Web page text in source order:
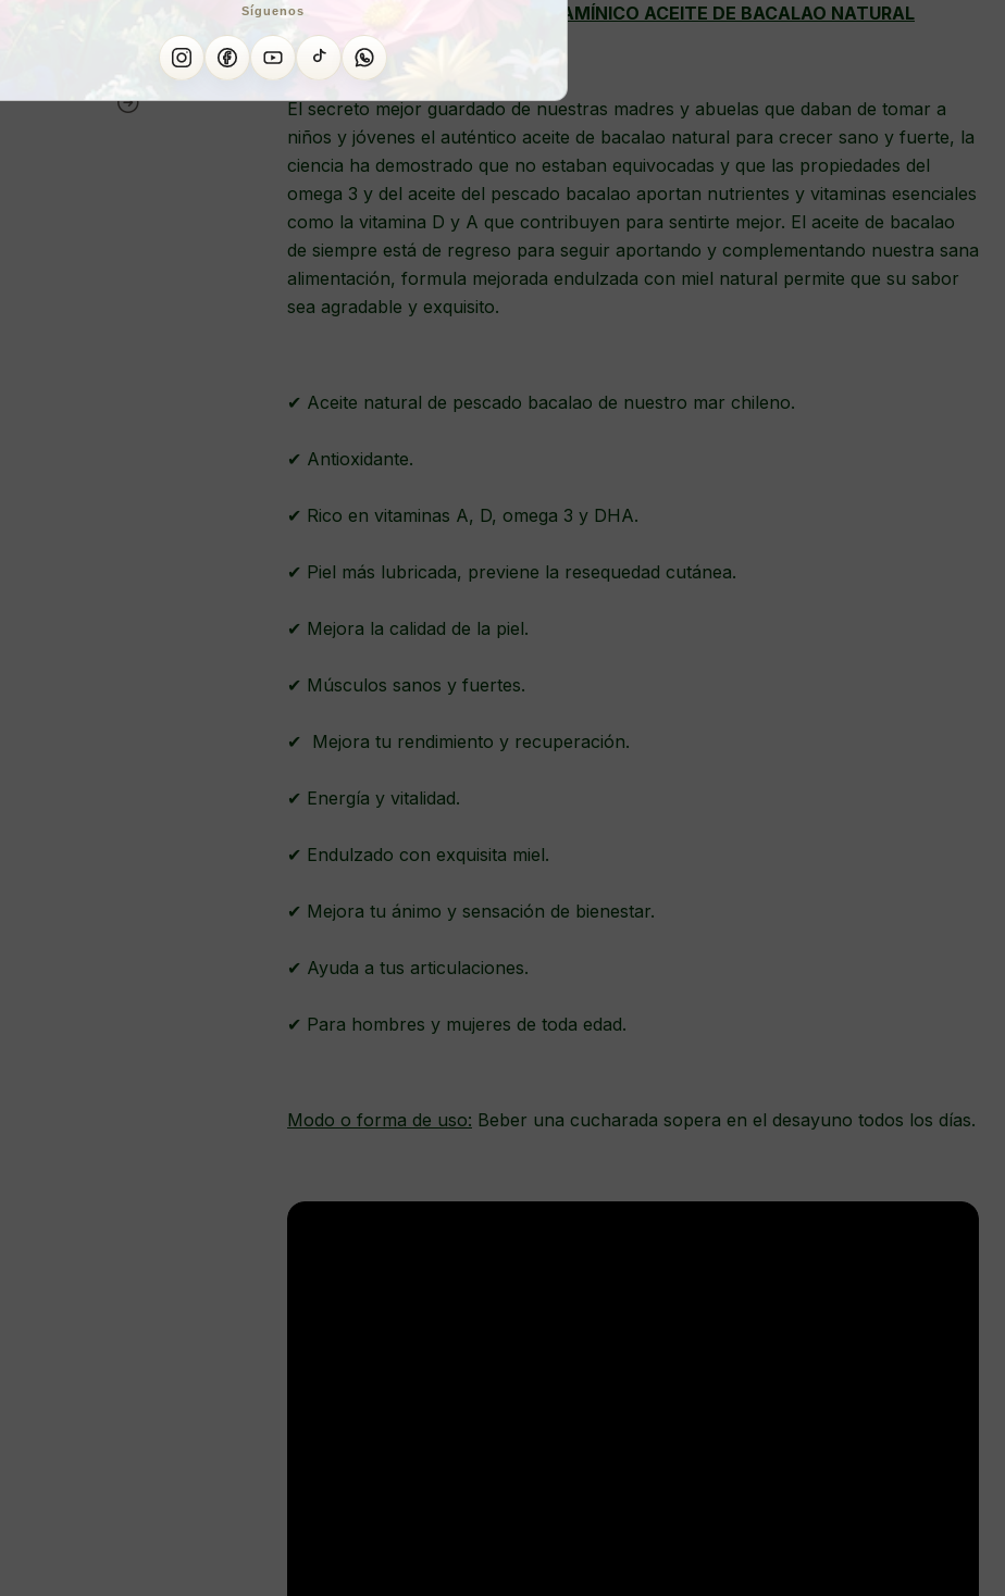
Síguenos VITAMÍNICO ACEITE DE BACALAO NATURAL
El secreto mejor guardado de nuestras madres y abuelas que daban de tomar a
niños y jóvenes el auténtico aceite de bacalao natural para crecer sano y fuerte, la
ciencia ha demostrado que no estaban equivocadas y que las propiedades del
omega 3 y del aceite del pescado bacalao aportan nutrientes y vitaminas esenciales
como la vitamina D y A que contribuyen para sentirte mejor. El aceite de bacalao
de siempre está de regreso para seguir aportando y complementando nuestra sana
alimentación, formula mejorada endulzada con miel natural permite que su sabor
sea agradable y exquisito.
✔ Aceite natural de pescado bacalao de nuestro mar chileno.
✔ Antioxidante.
✔ Rico en vitaminas A, D, omega 3 y DHA.
✔ Piel más lubricada, previene la resequedad cutánea.
✔ Mejora la calidad de la piel.
✔ Músculos sanos y fuertes.
✔ Mejora tu rendimiento y recuperación.
✔ Energía y vitalidad.
✔ Endulzado con exquisita miel.
✔ Mejora tu ánimo y sensación de bienestar.
✔ Ayuda a tus articulaciones.
✔ Para hombres y mujeres de toda edad.
Modo o forma de uso: Beber una cucharada sopera en el desayuno todos los días.